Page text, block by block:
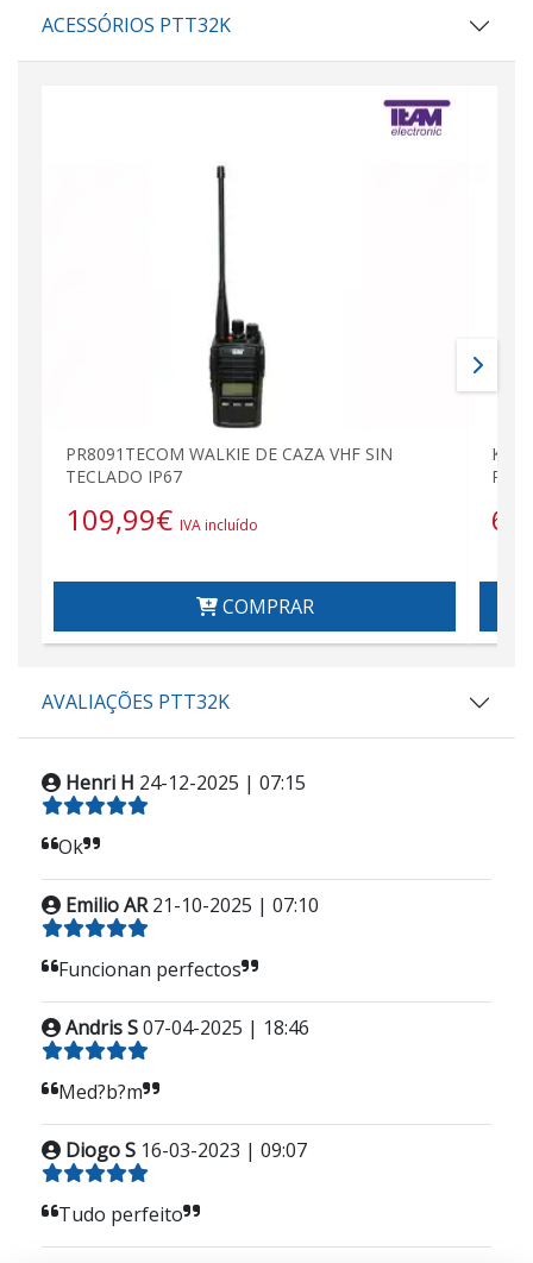
ACESSÓRIOS PTT32K
PR8091TECOM WALKIE DE CAZA VHF SIN
TECLADO IP67
109,99€ IVA incluído
COMPRAR
AVALIAÇÕES PTT32K
Henri H 24-12-2025 | 07:15
Ok
Emilio AR 21-10-2025 | 07:10
Funcionan perfectos
Andris S07-04-2025 | 18:46
Med?b?m
Diogo S 16-03-2023 | 09:07
Tudo perfeito